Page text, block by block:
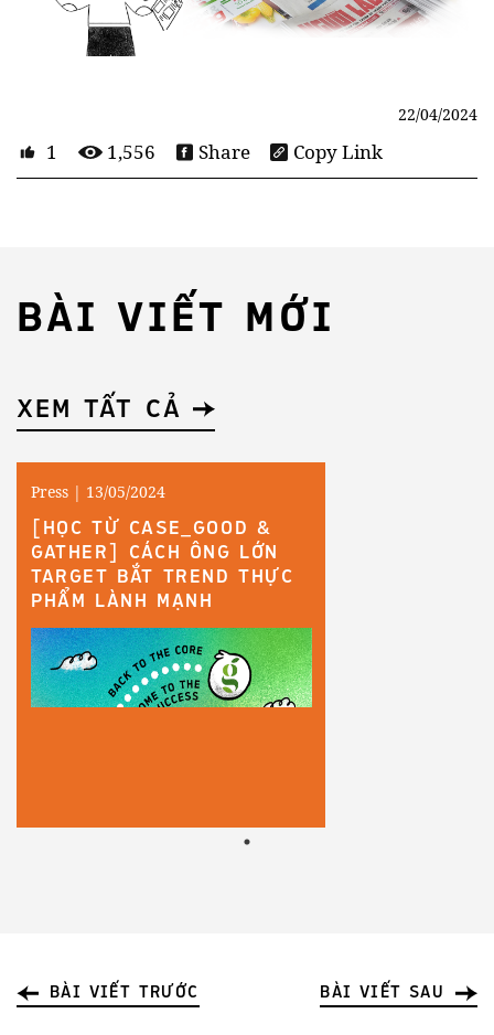
1 1,556 Share Copy Link
22/04/2024
BÀI VIẾT MỚI
XEM TẤT CẢ
Press | 13/05/2024
[HỌC TỪ CASE_GOOD &
GATHER] CÁCH ÔNG LỚN
TARGET BẮT TREND THỰC
PHẨM LÀNH MẠNH
BÀI VIẾT TRƯỚC BÀI VIẾT SAU